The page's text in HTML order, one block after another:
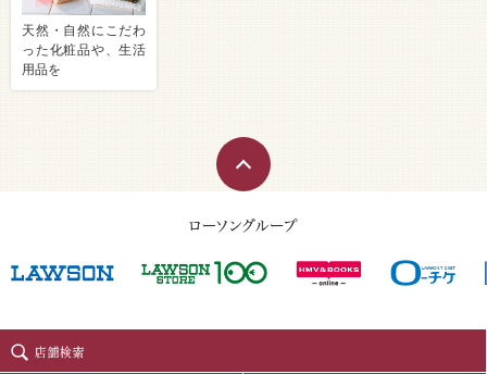
天然・自然にこだわ
った化粧品や、生活
用品を